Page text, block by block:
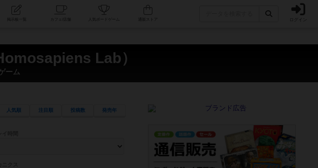
ミュニティ 人気ボードゲーム ログイン
Lab）
ーム
人気順 注目順 投稿数 発売年
となる所要時間を指定することができます。マニュアルを読む時間や参加者へのルール説明時間は含まれていないため、初めて
す。直感的にゲームシステムを理解できるよう、中世ファンタジー・クッキング・海賊同士の対決など、ゲームコンセプトを絞
ム性を構成するコアシステムです。主にボードゲームに慣れている方向けの絞込機能です。例えば「ダイスロール」はランダ